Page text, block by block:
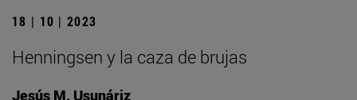
18 | 10 | 2023
Henningsen y la caza de brujas
Jesús M. Usunáriz